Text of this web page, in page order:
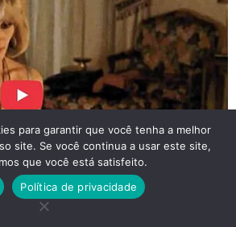
para garantir que você tenha a melhor
site. Se você continua a usar este site,
que você está satisfeito.
Política de privacidade